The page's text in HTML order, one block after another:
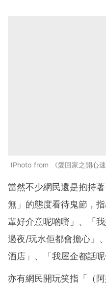
Photo from 《愛回家之開心速
當然不少網民還是抱持
無」的態度看待鬼節，
輩好介意呢啲嘢」、「
過夜/玩水佢都會擔心」
酒店」、「我屋企都話
亦有網民開玩笑指「（